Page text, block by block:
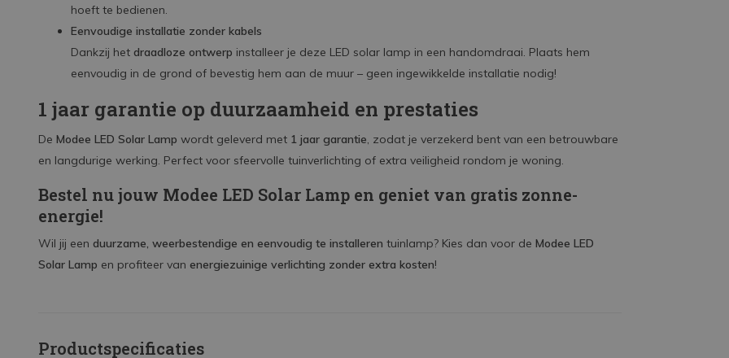
hoeft te bedienen.
Eenvoudige installatie zonder kabels
Dankzij het draadloze ontwerp installeer je deze LED solar lamp in een handomdraai. Plaats hem
eenvoudig in de grond of bevestig hem aan de muur – geen ingewikkelde installatie nodig!
1 jaar garantie op duurzaamheid en prestaties
De Modee LED Solar Lamp wordt geleverd met 1 jaar garantie, zodat je verzekerd bent van een betrouwbare
en langdurige werking. Perfect voor sfeervolle tuinverlichting of extra veiligheid rondom je woning.
Bestel nu jouw Modee LED Solar Lamp en geniet van gratis zonne-
energie!
Wil jij een duurzame, weerbestendige en eenvoudig te installeren tuinlamp? Kies dan voor de Modee LED
Solar Lamp en profiteer van energiezuinige verlichting zonder extra kosten!
Productspecificaties